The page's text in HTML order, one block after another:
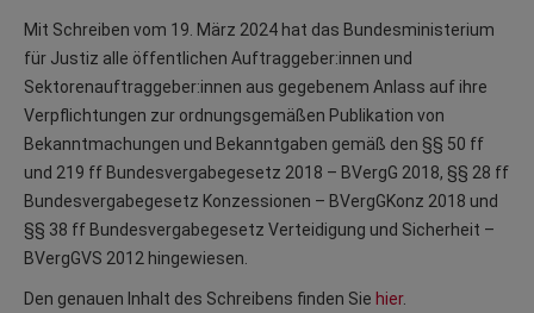
Mit Schreiben vom 19. März 2024 hat das Bundesministerium
für Justiz alle öffentlichen Auftraggeber:innen und
Sektorenauftraggeber:innen aus gegebenem Anlass auf ihre
Verpflichtungen zur ordnungsgemäßen Publikation von
Bekanntmachungen und Bekanntgaben gemäß den §§ 50 ff
und 219 ff Bundesvergabegesetz 2018 – BVergG 2018, §§ 28 ff
Bundesvergabegesetz Konzessionen – BVergGKonz 2018 und
§§ 38 ff Bundesvergabegesetz Verteidigung und Sicherheit –
BVergGVS 2012 hingewiesen.
Den genauen Inhalt des Schreibens finden Sie hier.